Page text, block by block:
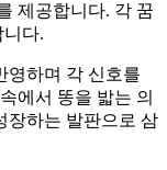
제공합니다. 각 꿈
다.
영하며 각 신호를
에서 똥을 밟는 의
장하는 발판으로 삼